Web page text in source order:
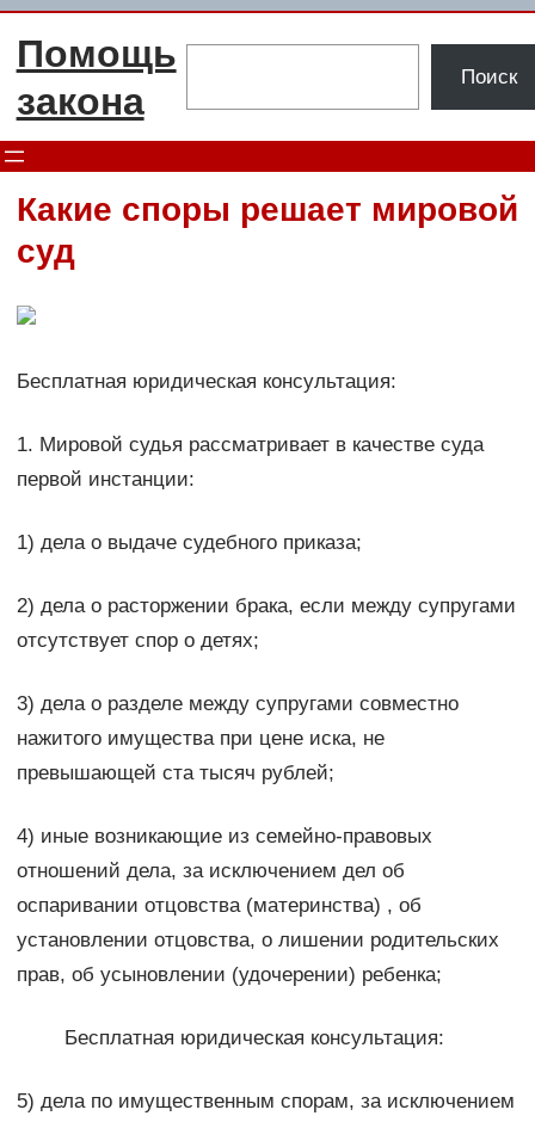
Перейти
Помощь
закона
Поиск
Какие споры решает мировой
суд
Бесплатная юридическая консультация:
1. Мировой судья рассматривает в качестве суда
первой инстанции:
1) дела о выдаче судебного приказа;
2) дела о расторжении брака, если между супругами
отсутствует спор о детях;
3) дела о разделе между супругами совместно
нажитого имущества при цене иска, не
превышающей ста тысяч рублей;
4) иные возникающие из семейно-правовых
отношений дела, за исключением дел об
оспаривании отцовства (материнства) , об
установлении отцовства, о лишении родительских
прав, об усыновлении (удочерении) ребенка;
Бесплатная юридическая консультация:
5) дела по имущественным спорам, за исключением